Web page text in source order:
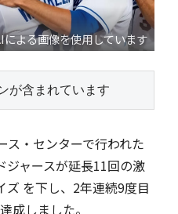
による画像を使用しています
が含まれています
ス・センターで行われた
ジャースが延長11回の激
を下し、2年連続9度目
成しました。